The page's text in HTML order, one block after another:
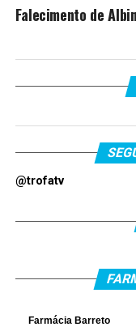
Falecimento de
@trofatv